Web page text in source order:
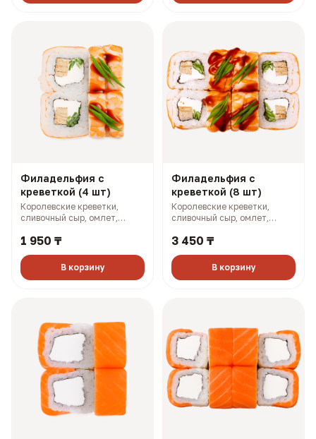
Филадельфия с
креветкой (4 шт)
Королевские креветки,
сливочный сыр, омлет,
251 ккал)
1 950 ₸
В корзину
Филадельфия с
креветкой (8 шт)
Королевские креветки,
сливочный сыр, омлет,
501 ккал)
3 450 ₸
В корзину